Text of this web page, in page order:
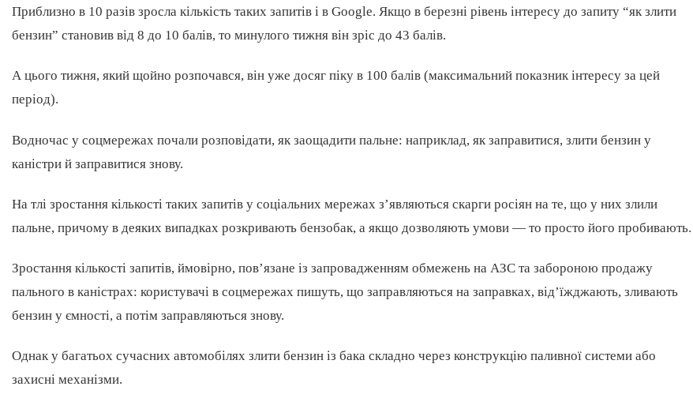
Приблизно в 10 разів зросла кількість таких запитів і в Google. Якщо в березні рівень інтересу до запиту “як злити
бензин” становив від 8 до 10 балів, то минулого тижня він зріс до 43 балів.
А цього тижня, який щойно розпочався, він уже досяг піку в 100 балів (максимальний показник інтересу за цей
період).
Водночас у соцмережах почали розповідати, як заощадити пальне: наприклад, як заправитися, злити бензин у
каністри й заправитися знову.
На тлі зростання кількості таких запитів у соціальних мережах з’являються скарги росіян на те, що у них злили
пальне, причому в деяких випадках розкривають бензобак, а якщо дозволяють умови — то просто його пробивають.
Зростання кількості запитів, ймовірно, пов’язане із запровадженням обмежень на АЗС та забороною продажу
пального в каністрах: користувачі в соцмережах пишуть, що заправляються на заправках, від’їжджають, зливають
бензин у ємності, а потім заправляються знову.
Однак у багатьох сучасних автомобілях злити бензин із бака складно через конструкцію паливної системи або
захисні механізми.